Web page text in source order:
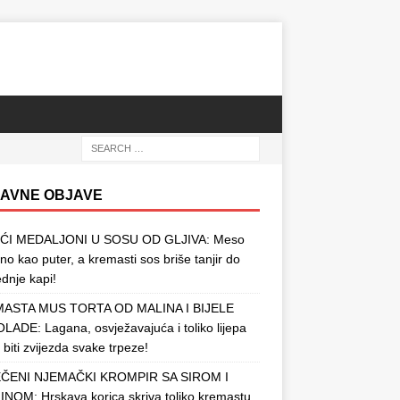
OBJAVE
MEDALJONI U SOSU OD GLJIVA: Meso
kao puter, a kremasti sos briše tanjir do
kapi!
MUS TORTA OD MALINA I BIJELE
Lagana, osvježavajuća i toliko lijepa
biti zvijezda svake trpeze!
NJEMAČKI KROMPIR SA SIROM I
Hrskava korica skriva toliko kremastu